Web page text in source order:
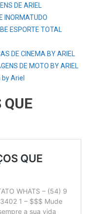
DE ARIEL
INORMATUDO
ESPORTE TOTAL
DE CINEMA BY ARIEL
DE MOTO BY ARIEL
Ariel